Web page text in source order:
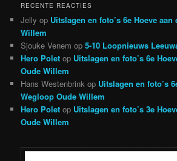
RECENTE REACTIES
Jelly op Uitslagen en foto’s 6e Hoeve
Willem
Sjouke Venem op5-10 Loopnieuws
Hero Polet op Uitslagen en foto’s 6e
Oude Willem
Hans Westenbrink op Uitslagen en foto’s
Wegloop Oude Willem
Hero Polet op Uitslagen en foto’s 3e
Oude Willem